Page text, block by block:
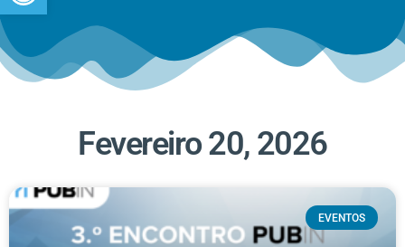
Fevereiro 20, 2026
EVENTOS